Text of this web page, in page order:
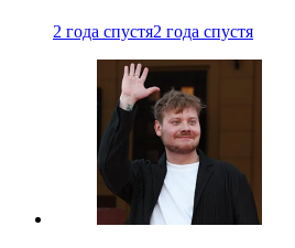
2 года спустя2 года спустя